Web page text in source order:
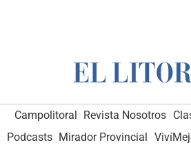
Campolitoral Revista Nosotros
Podcasts Mirador Provincial